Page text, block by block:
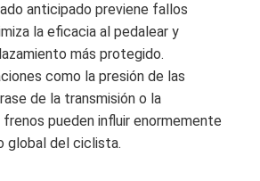
anticipado previene fallos
la eficacia al pedalear y
más protegido.
como la presión de las
de la transmisión o la
pueden influir enormemente
global del ciclista.